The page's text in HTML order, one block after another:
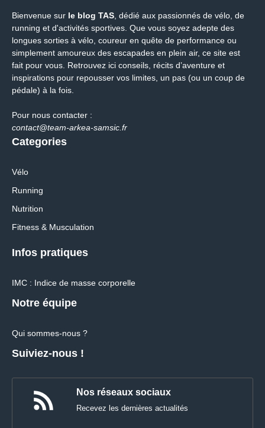
Bienvenue sur le blog TAS, dédié aux passionnés de vélo, de
running et d'activités sportives. Que vous soyez adepte des
longues sorties à vélo, coureur en quête de performance ou
simplement amoureux des escapades en plein air, ce site est
fait pour vous. Retrouvez ici conseils, récits d’aventure et
inspirations pour repousser vos limites, un pas (ou un coup de
pédale) à la fois.
Pour nous contacter :
contact@team-arkea-samsic.fr
Categories
Vélo
Running
Nutrition
Fitness & Musculation
Infos pratiques
IMC : Indice de masse corporelle
Notre équipe
Qui sommes-nous ?
Suiviez-nous !
Nos réseaux sociaux
Recevez les dernières actualités